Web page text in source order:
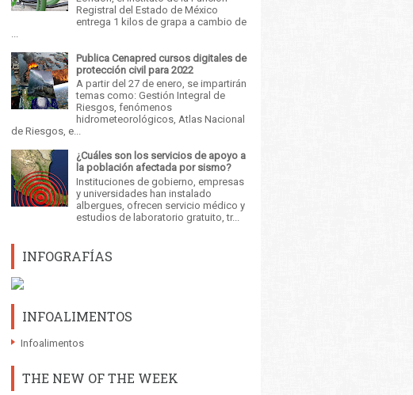
Registral del Estado de México
entrega 1 kilos de grapa a cambio de
Publica Cenapred cursos digitales de
protección civil para 2022
A partir del 27 de enero, se impartirán
temas como: Gestión Integral de
Riesgos, fenómenos
hidrometeorológicos, Atlas Nacional
de Riesgos, e...
¿Cuáles son los servicios de apoyo a
la población afectada por sismo?
Instituciones de gobierno, empresas
y universidades han instalado
albergues, ofrecen servicio médico y
estudios de laboratorio gratuito, tr...
INFOGRAFÍAS
INFOALIMENTOS
Infoalimentos
THE NEW OF THE WEEK